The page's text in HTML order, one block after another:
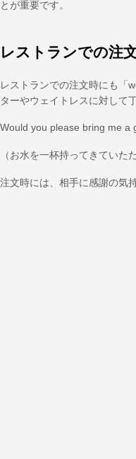
とが重要です。
レストランでの注
レストランでの注文時にも「
ターやウェイトレスに対して
Would you please bring me a
（お水を一杯持ってきていた
注文時には、相手に感謝の気